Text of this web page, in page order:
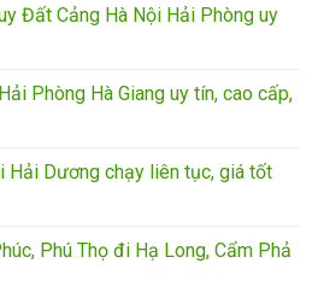
Đất Cảng Hà Nội Hải Phòng uy
Phòng Hà Giang uy tín, cao cấp,
Hải Dương chạy liên tục, giá tốt
Phú Thọ đi Hạ Long, Cẩm Phả